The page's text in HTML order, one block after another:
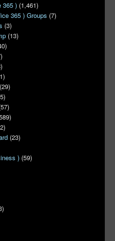
365 ) (1,461)
365 ) Groups (7)
(3)
(13)
(23)
) (59)